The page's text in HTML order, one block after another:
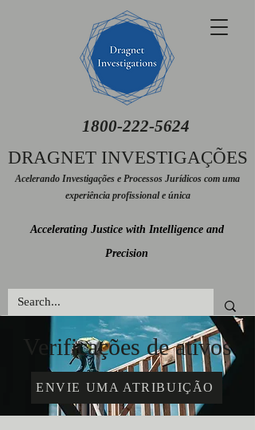
DRAGNET INVESTIGAÇÕES
Acelerando Investigações e Processos Jurídicos com uma
experiência profissional e única
1800-222-5624
Accelerating Justice with Intelligence and
Precision
Verificações de ativos
ENVIE UMA ATRIBUIÇÃO